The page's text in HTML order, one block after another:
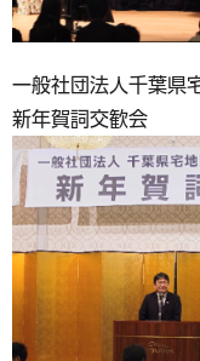
一般社団法人千葉県
新年賀詞交歓会